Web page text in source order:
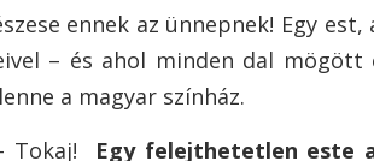
ennek az ünnepnek! Egy
– és ahol minden dal
a magyar színház.
Tokaj! Egy felejthetetlen este